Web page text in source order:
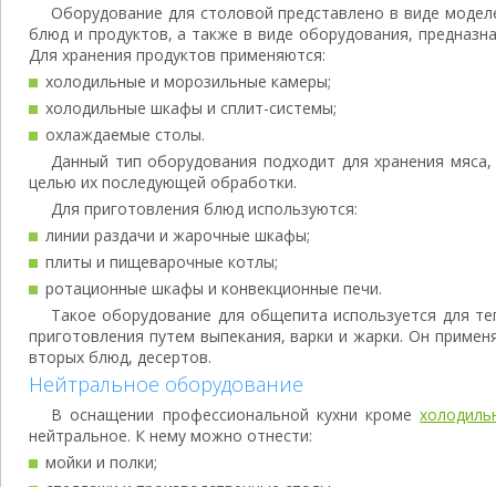
Оборудование для столовой представлено в виде
блюд и продуктов, а также в виде оборудования,
Для хранения продуктов применяются:
холодильные и морозильные камеры;
холодильные шкафы и сплит-системы;
охлаждаемые столы.
Данный тип оборудования подходит для хранения
целью их последующей обработки.
Для приготовления блюд используются:
линии раздачи и жарочные шкафы;
плиты и пищеварочные котлы;
ротационные шкафы и конвекционные печи.
Такое оборудование для общепита используется для
приготовления путем выпекания, варки и жарки. Он
вторых блюд, десертов.
Нейтральное оборудование
В оснащении профессиональной кухни кроме
нейтральное. К нему можно отнести:
мойки и полки;